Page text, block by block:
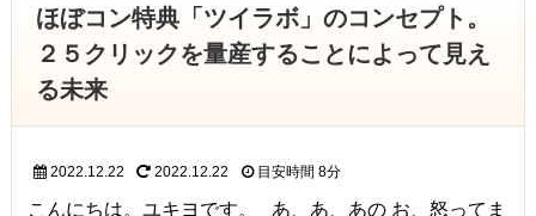
ほぼコン特典「ツイラボ」のコンセプト。
２５クリックを量産することによって見え
る未来
2022.12.22 2022.12.22 目安時間 8分
こんにちは。ユキヨです。 あ、あ、あの お、怒ってま